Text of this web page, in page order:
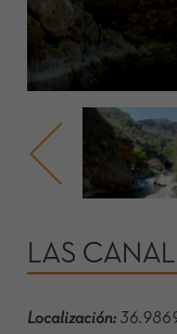
LAS
Localización: